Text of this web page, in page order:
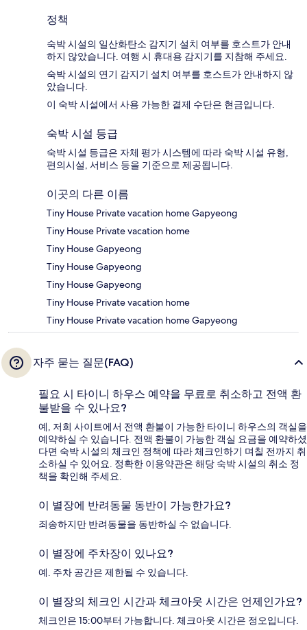
정책
숙박 시설의 일산화탄소 감지기 설치 여부를 호스트가 안내
하지 않았습니다. 여행 시 휴대용 감지기를 지참해 주세요.
숙박 시설의 연기 감지기 설치 여부를 호스트가 안내하지 않
았습니다.
이 숙박 시설에서 사용 가능한 결제 수단은 현금입니다.
숙박 시설 등급
숙박 시설 등급은 자체 평가 시스템에 따라 숙박 시설 유형,
편의시설, 서비스 등을 기준으로 제공됩니다.
이곳의 다른 이름
Tiny House Private vacation home Gapyeong
Tiny House Private vacation home
Tiny House Gapyeong
Tiny House Gapyeong
Tiny House Gapyeong
Tiny House Private vacation home
Tiny House Private vacation home Gapyeong
자주 묻는 질문(FAQ)
필요 시 타이니 하우스 예약을 무료로 취소하고 전액 환
불받을 수 있나요?
예, 저희 사이트에서 전액 환불이 가능한 타이니 하우스의 객실을
예약하실 수 있습니다. 전액 환불이 가능한 객실 요금을 예약하셨
다면 숙박 시설의 체크인 정책에 따라 체크인하기 며칠 전까지 취
소하실 수 있어요. 정확한 이용약관은 해당 숙박 시설의 취소 정
책을 확인해 주세요.
이 별장에 반려동물 동반이 가능한가요?
죄송하지만 반려동물을 동반하실 수 없습니다.
이 별장에 주차장이 있나요?
예. 주차 공간은 제한될 수 있습니다.
이 별장의 체크인 시간과 체크아웃 시간은 언제인가요?
체크인은 15:00부터 가능합니다. 체크아웃 시간은 정오입니다.